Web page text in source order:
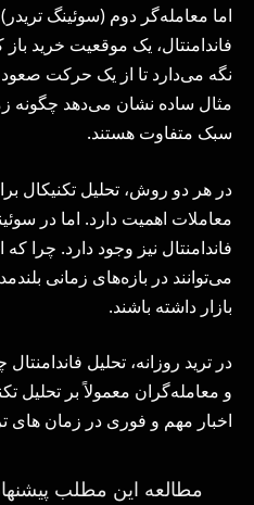
اما معامله‌گر دوم (سوئینگ
فاندامنتال، یک موقعیت خرید
نگه می‌دارد تا از یک حرکت
مثال ساده نشان می‌دهد چگونه
سبک متفاوت هستند.
در هر دو روش، تحلیل تکنیکال
معاملات اهمیت دارد. اما در
فاندامنتال نیز وجود دارد. چرا که
می‌توانند در بازه‌های زمانی
بازار داشته باشند.
در ترید روزانه، تحلیل
و معامله‌گران معمولاً بر تحلیل
اخبار مهم و فوری در زمان های
مطالعه این مطلب